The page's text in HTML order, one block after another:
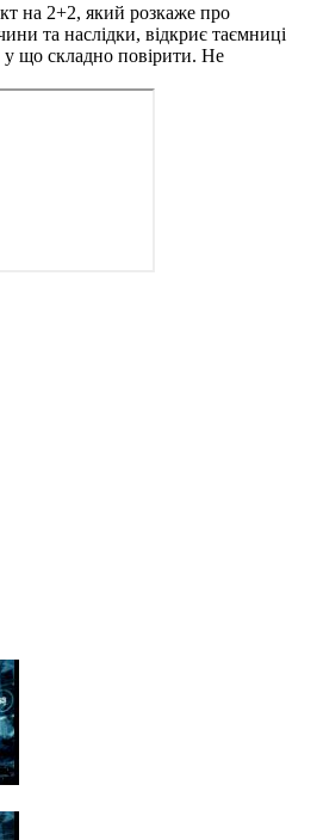
на 2+2, який розкаже про
та наслідки, відкриє таємниці
у що складно повірити. Не